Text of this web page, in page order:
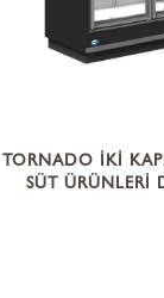
TORNADO İKİ
SÜT ÜRÜNLERİ